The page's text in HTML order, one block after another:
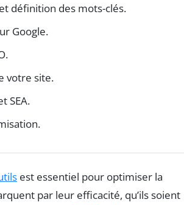
définition des mots-clés.
Google.
votre site.
SEA.
est essentiel pour optimiser la
par leur efficacité, qu’ils soient